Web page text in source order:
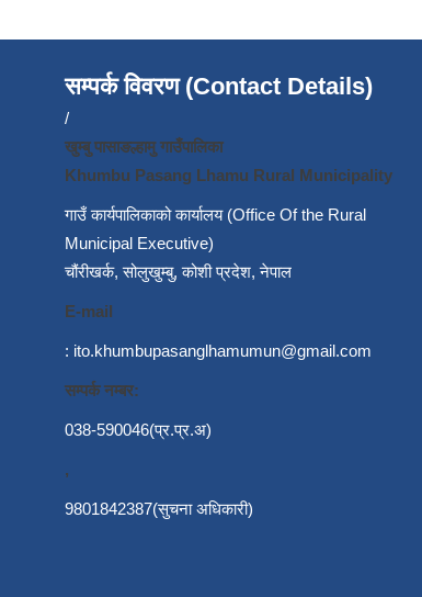
सम्पर्क विवरण (Contact Details)
/
खुम्बु पासाङल्हामु गाउँपालिका
Khumbu Pasang Lhamu Rural Municipality
गाउँ कार्यपालिकाको कार्यालय (Office Of the Rural
Municipal Executive)
चौंरीखर्क, सोलुखुम्बु, कोशी प्रदेश, नेपाल
E-mail
: ito.khumbupasanglhamumun@gmail.com
सम्पर्क नम्बर:
038-590046(प्र.प्र.अ)
,
9801842387(सुचना अधिकारी)